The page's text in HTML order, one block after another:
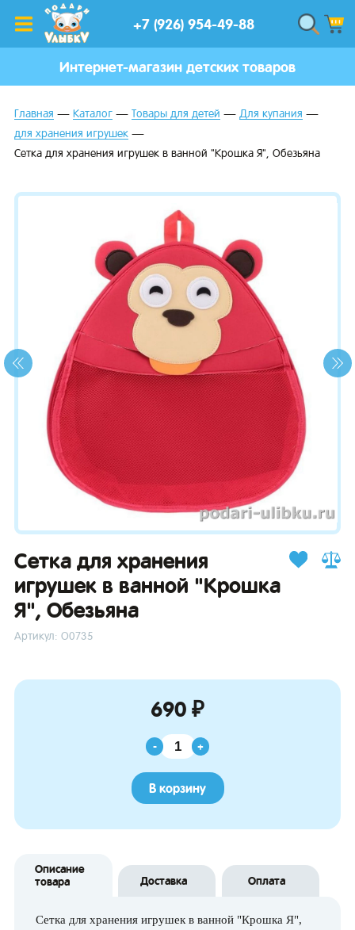
+7 (926) 954-49-88
Интернет-магазин детских товаров
Главная Каталог Товары для детей
Для купания
для хранения игрушек
Сетка для хранения игрушек в ванной "Крошка Я", Обезьяна
Сетка для хранения
игрушек в ванной "Крошка
Я", Обезьяна
Артикул: О0735
690 ₽
- +
В корзину
Описание
товара
Доставка Оплата
Сетка для хранения игрушек в ванной "Крошка Я",